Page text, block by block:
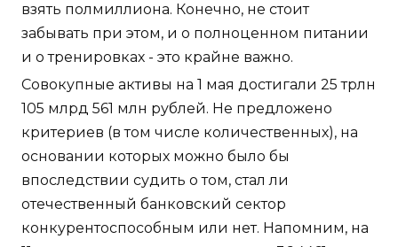
взять полмиллиона. Конечно, не стоит
забывать при этом, и о полноценном питании
и о тренировках - это крайне важно.
Совокупные активы на 1 мая достигали 25 трлн
105 млрд 561 млн рублей. Не предложено
критериев (в том числе количественных), на
основании которых можно было бы
впоследствии судить о том, стал ли
отечественный банковский сектор
конкурентоспособным или нет. Напомним, на